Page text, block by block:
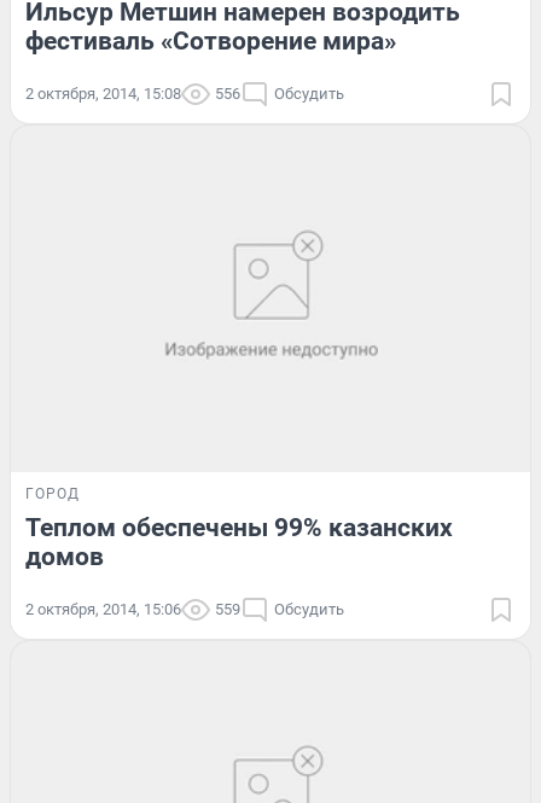
Ильсур Метшин намерен возродить
фестиваль «Сотворение мира»
2 октября, 2014, 15:08 556 Обсудить
ГОРОД
Теплом обеспечены 99% казанских
домов
2 октября, 2014, 15:06 559 Обсудить